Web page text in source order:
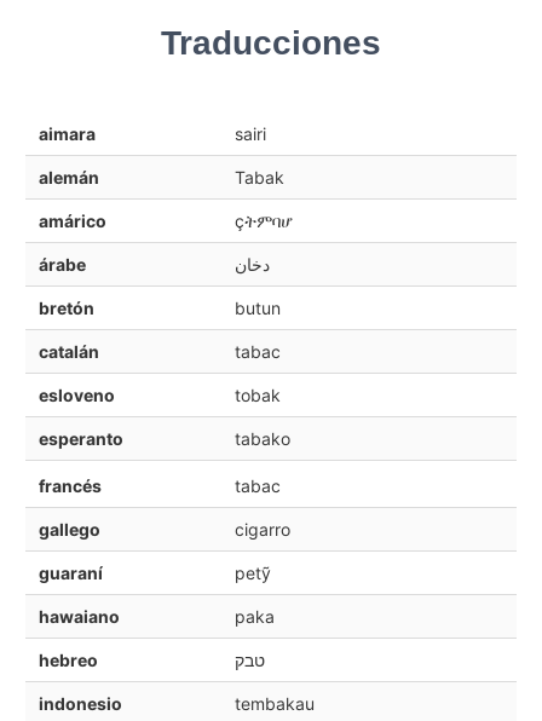
Traducciones
aimara sairi
alemán Tabak
amárico çትምባሆ
árabe دخان
bretón butun
catalán tabac
esloveno tobak
esperanto tabako
francés tabac
gallego cigarro
guaraní petỹ
hawaiano paka
hebreo טבק
indonesio tembakau